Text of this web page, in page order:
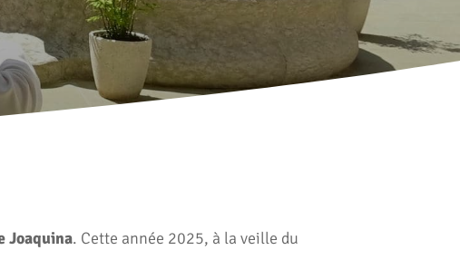
Joaquina. Cette année 2025, à la veille du